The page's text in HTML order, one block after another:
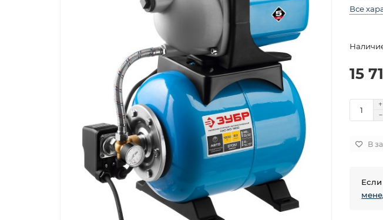
Все
15
В